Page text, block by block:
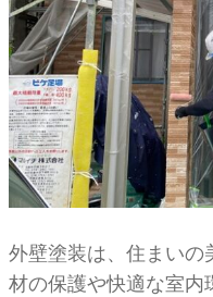
外壁塗装は、住まいの
材の保護や快適な室内